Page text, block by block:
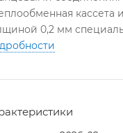
0,2 мм
гайкой